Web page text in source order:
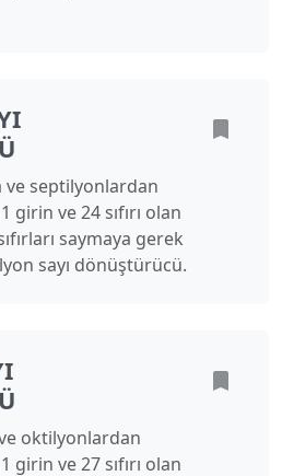
ve septilyonlardan
ve 24 sıfırı olan
saymaya gerek
sayı dönüştürücü.
oktilyonlardan
ve 27 sıfırı olan